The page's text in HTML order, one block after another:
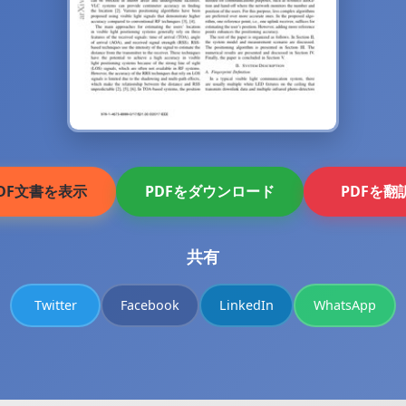
文書を表示 PDFをダウンロード PDFを翻
共有
Twitter Facebook LinkedIn WhatsApp